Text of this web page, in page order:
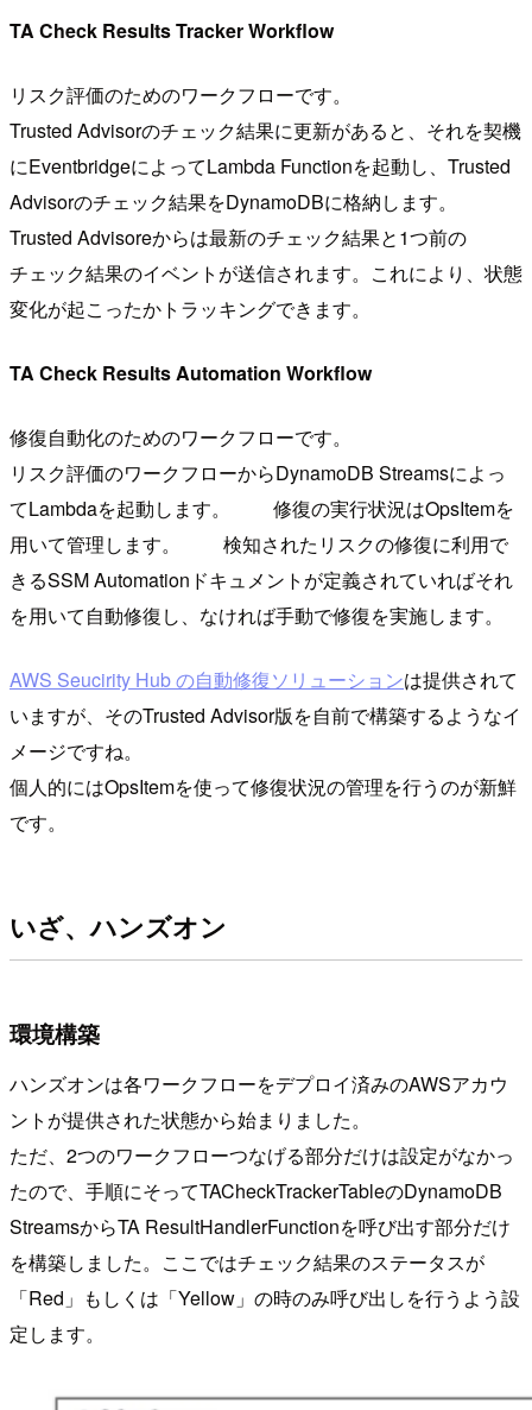
TA Check Results Tracker Workflow
リスク評価のためのワークフローです。
Trusted Advisorのチェック結果に更新があると、それを契機
にEventbridgeによってLambda Functionを起動し、Trusted
Advisorのチェック結果をDynamoDBに格納します。
Trusted Advisoreからは最新のチェック結果と1つ前の
チェック結果のイベントが送信されます。これにより、状態
変化が起こったかトラッキングできます。
TA Check Results Automation Workflow
修復自動化のためのワークフローです。
リスク評価のワークフローからDynamoDB Streamsによっ
てLambdaを起動します。 修復の実行状況はOpsItemを
用いて管理します。 検知されたリスクの修復に利用で
きるSSM Automationドキュメントが定義されていればそれ
を用いて自動修復し、なければ手動で修復を実施します。
AWS Seucirity Hub の自動修復ソリューションは提供されて
いますが、そのTrusted Advisor版を自前で構築するようなイ
メージですね。
個人的にはOpsItemを使って修復状況の管理を行うのが新鮮
です。
いざ、ハンズオン
環境構築
ハンズオンは各ワークフローをデプロイ済みのAWSアカウ
ントが提供された状態から始まりました。
ただ、2つのワークフローつなげる部分だけは設定がなかっ
たので、手順にそってTACheckTrackerTableのDynamoDB
StreamsからTA ResultHandlerFunctionを呼び出す部分だけ
を構築しました。ここではチェック結果のステータスが
「Red」もしくは「Yellow」の時のみ呼び出しを行うよう設
定します。